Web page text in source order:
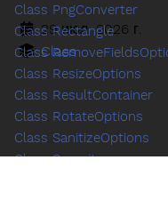
29 июл. 2026 г.
Class
Class PngConverter
Class Rectangle
Class
Class ResizeOptions
Class ResultContainer
Class RotateOptions
Class SanitizeOptions
Class Security